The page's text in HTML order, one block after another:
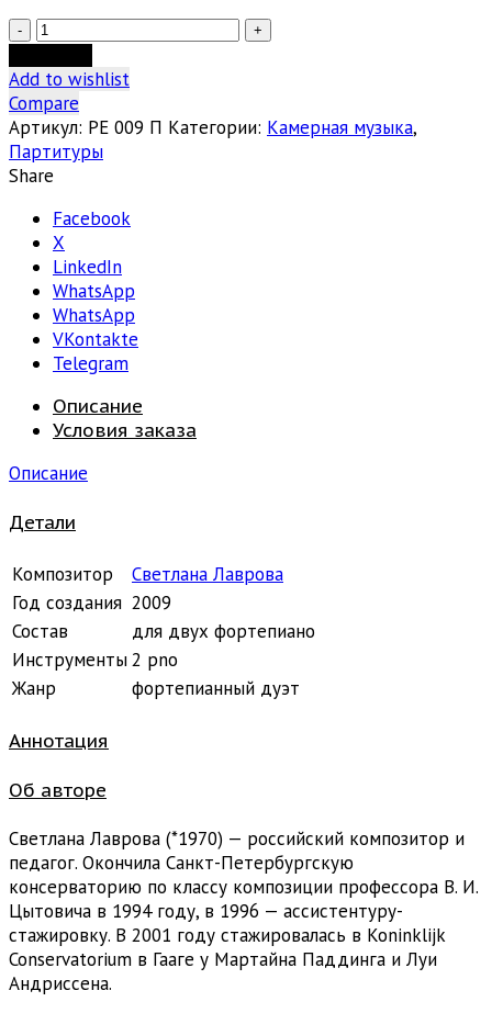
Количество
товара
Светлана
Лаврова:
2-
1...21
Add to wishlist
Compare
Артикул: РЕ 009 П Категории: Камерная музыка,
Партитуры
Share
Facebook
X
LinkedIn
WhatsApp
WhatsApp
VKontakte
Telegram
Описание
Условия заказа
Описание
Детали
Композитор
Светлана Лаврова
Год создания 2009
Состав
для двух фортепиано
Инструменты2 pno
Жанр
фортепианный дуэт
Аннотация
Об авторе
Светлана Лаврова (*1970) — российский композитор и
педагог. Окончила Санкт-Петербургскую
консерваторию по классу композиции профессора В. И.
Цытовича в 1994 году, в 1996 — ассистентуру-
стажировку. В 2001 году стажировалась в Koninklijk
Conservatorium в Гааге у Мартайна Паддинга и Луи
Андриссена.